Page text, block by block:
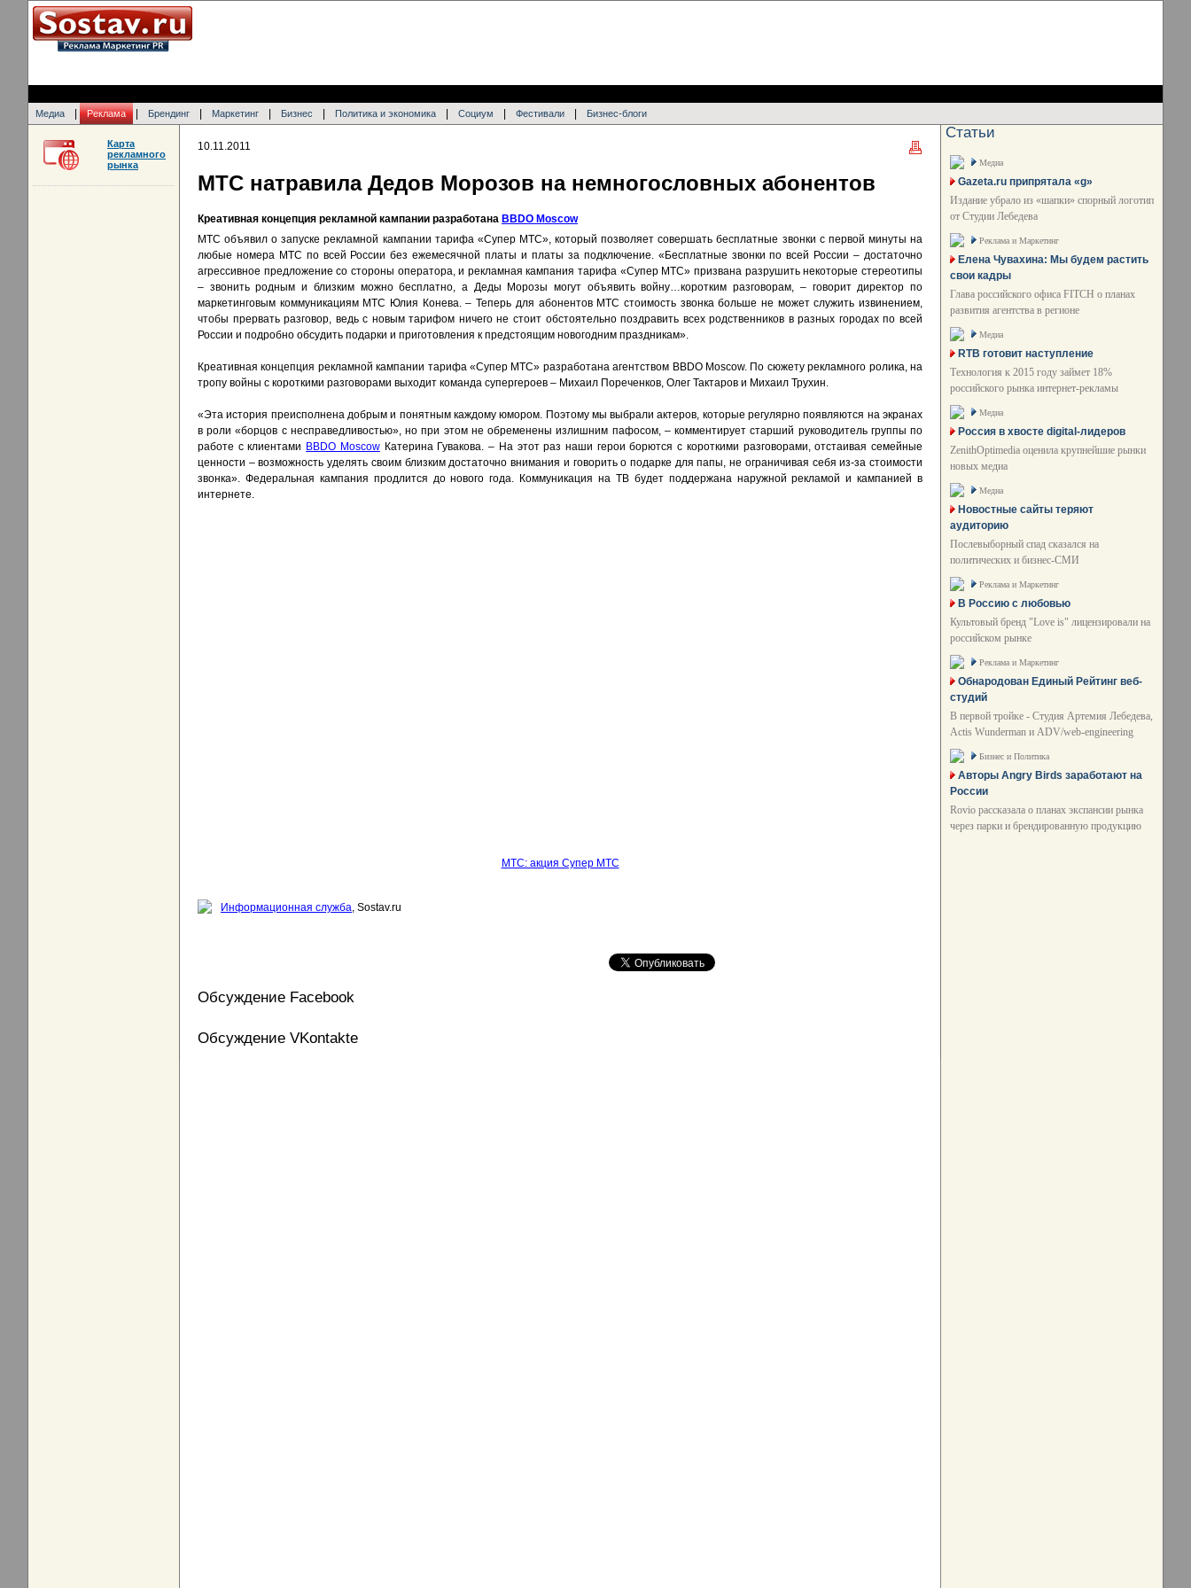
Медиа Реклама Брендинг Маркетинг Бизнес Политика и экономика Социум Фестивали Бизнес-блоги
10.11.2011
МТС натравила Дедов Морозов на немногословных абонентов
Креативная концепция рекламной кампании разработана BBDO Moscow
МТС объявил о запуске рекламной кампании тарифа «Супер МТС», который позволяет совершать бесплатные звонки с первой минуты на
любые номера МТС по всей России без ежемесячной платы и платы за подключение. «Бесплатные звонки по всей России – достаточно
агрессивное предложение со стороны оператора, и рекламная кампания тарифа «Супер МТС» призвана разрушить некоторые стереотипы
– звонить родным и близким можно бесплатно, а Деды Морозы могут объявить войну…коротким разговорам, – говорит директор по
маркетинговым коммуникациям МТС Юлия Конева. – Теперь для абонентов МТС стоимость звонка больше не может служить извинением,
чтобы прервать разговор, ведь с новым тарифом ничего не стоит обстоятельно поздравить всех родственников в разных городах по всей
России и подробно обсудить подарки и приготовления к предстоящим новогодним праздникам».
Креативная концепция рекламной кампании тарифа «Супер МТС» разработана агентством BBDO Moscow. По сюжету рекламного ролика, на
тропу войны с короткими разговорами выходит команда супергероев – Михаил Пореченков, Олег Тактаров и Михаил Трухин.
«Эта история преисполнена добрым и понятным каждому юмором. Поэтому мы выбрали актеров, которые регулярно появляются на экранах
в роли «борцов с несправедливостью», но при этом не обременены излишним пафосом, – комментирует старший руководитель группы по
работе с клиентами BBDO MoscowКатерина Гувакова. – На этот раз наши герои борются с короткими разговорами, отстаивая семейные
ценности – возможность уделять своим близким достаточно внимания и говорить о подарке для папы, не ограничивая себя из-за стоимости
звонка». Федеральная кампания продлится до нового года. Коммуникация на ТВ будет поддержана наружной рекламой и кампанией в
интернете.
МТС: акция Супер МТС
Информационная служба, Sostav.ru
Обсуждение Facebook
Обсуждение VKontakte
Карта
рекламного
рынка
Статьи
Медиа
Gazeta.ru припрятала «g»
Издание убрало из «шапки» спорный логотип
от Студии Лебедева
Реклама и Маркетинг
Елена Чувахина: Мы будем растить
свои кадры
Глава российского офиса FITCH о планах
развития агентства в регионе
Медиа
RTB готовит наступление
Технология к 2015 году займет 18%
российского рынка интернет-рекламы
Медиа
Россия в хвосте digital-лидеров
ZenithOptimedia оценила крупнейшие рынки
новых медиа
Медиа
Новостные сайты теряют
аудиторию
Послевыборный спад сказался на
политических и бизнес-СМИ
Реклама и Маркетинг
В Россию с любовью
Культовый бренд "Love is" лицензировали на
российском рынке
Реклама и Маркетинг
Обнародован Единый Рейтинг веб-
студий
В первой тройке - Студия Артемия Лебедева,
Actis Wunderman и ADV/web-engineering
Бизнес и Политика
Авторы Angry Birds заработают на
России
Rovio рассказала о планах экспансии рынка
через парки и брендированную продукцию